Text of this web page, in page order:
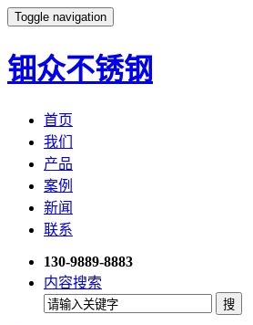
Toggle navigation
钿众不锈钢
首页
我们
产品
案例
新闻
联系
130-9889-8883
内容搜索